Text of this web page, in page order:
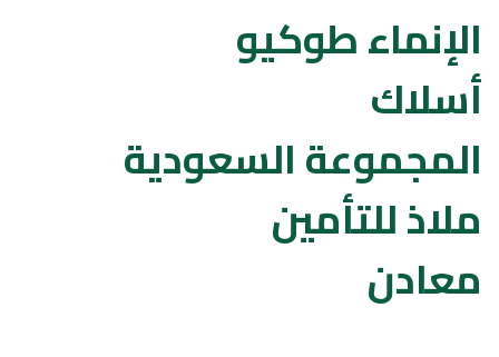
الإنماء طوكيو
أسلاك
المجموعة السعودية
ملاذ للتأمين
معادن